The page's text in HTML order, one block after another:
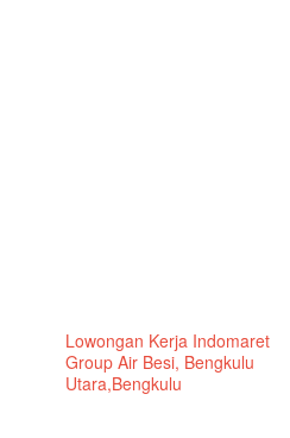
Lowongan Kerja Indomaret
Group Air Besi, Bengkulu
Utara,Bengkulu